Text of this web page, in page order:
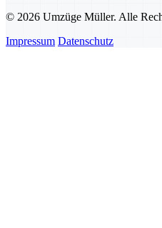
© 2026 Umzüge Müller. Alle
Impressum Datenschutz